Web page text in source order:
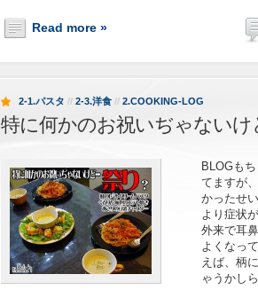
Read more »
2-1.パスタ // 2-3.洋食 // 2.COOKING-LOG
特に何かのお祝いぢゃない
BLOGも
てますが
かったせ
より症状
外来で耳
よくなっ
えば、柄
ゃうかし